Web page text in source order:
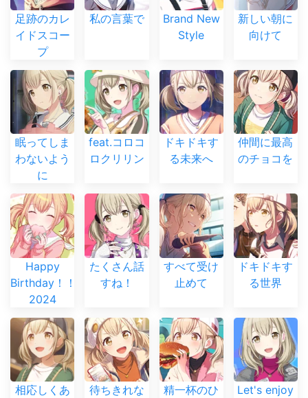
足跡のカレ
イドスコー
プ
私の言葉で
Brand New
Style
新しい朝に
向けて
眠ってしま
わないよう
に
feat.コロコ
ロクリリン
ドキドキす
る未来へ
仲間に最高
のチョコを
Happy
Birthday！！
2024
たくさん話
すね！
すべて受け
止めて
ドキドキす
る世界
相応しくあ
待ちきれな
精一杯のひ
Let's enjoy